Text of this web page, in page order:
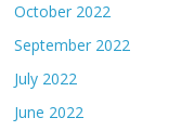
October 2022
September 2022
July 2022
June 2022